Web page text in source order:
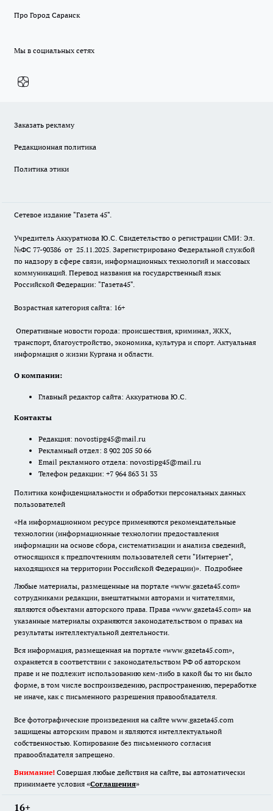
Про Город Саранск
Мы в социальных сетях
Заказать рекламу
Редакционная политика
Политика этики
Сетевое издание "Газета 45".
Учредитель Аккуратнова Ю.С. Свидетельство о регистрации СМИ: Эл.
№ФС 77-90386 от 25.11.2025. Зарегистрировано Федеральной службой
по надзору в сфере связи, информационных технологий и массовых
коммуникаций. Перевод названия на государственный язык
Российской Федерации: "Газета45".
Возрастная категория сайта: 16+
Оперативные новости города: происшествия, криминал, ЖКХ,
транспорт, благоустройство, экономика, культура и спорт. Актуальная
информация о жизни Кургана и области.
О компании:
Главный редактор сайта: Аккуратнова Ю.С.
Контакты
Редакция: novostipg45@mail.ru
Рекламный отдел: 8 902 205 50 66
Email рекламного отдела: novostipg45@mail.ru
Телефон редакции: +7 964 863 31 33
Политика конфиденциальности и обработки персональных данных
пользователей
«На информационном ресурсе применяются рекомендательные
технологии (информационные технологии предоставления
информации на основе сбора, систематизации и анализа сведений,
относящихся к предпочтениям пользователей сети "Интернет",
находящихся на территории Российской Федерации)». Подробнее
Любые материалы, размещенные на портале «www.gazeta45.com»
сотрудниками редакции, внештатными авторами и читателями,
являются объектами авторского права. Права «www.gazeta45.com» на
указанные материалы охраняются законодательством о правах на
результаты интеллектуальной деятельности.
Вся информация, размещенная на портале «www.gazeta45.com»,
охраняется в соответствии с законодательством РФ об авторском
праве и не подлежит использованию кем-либо в какой бы то ни было
форме, в том числе воспроизведению, распространению, переработке
не иначе, как с письменного разрешения правообладателя.
Все фотографические произведения на сайте www.gazeta45.com
защищены авторским правом и являются интеллектуальной
собственностью. Копирование без письменного согласия
правообладателя запрещено.
Внимание! Совершая любые действия на сайте, вы автоматически
принимаете условия «Cоглашения»
16+